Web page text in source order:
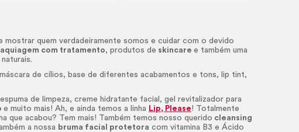
quem verdadeiramente somos e cuidar com o devido
com tratamento, produtos de skincare e também uma
de cílios, base de diferentes acabamentos e tons, lip tint,
espuma de limpeza, creme hidratante facial, gel revitalizador para
e muito mais! Ah, e ainda temos a linha Lip, Please! Totalmente
que acabou? Tem mais! Também temos nosso querido cleansing
a nossa bruma facial protetora com vitamina B3 e Ácido